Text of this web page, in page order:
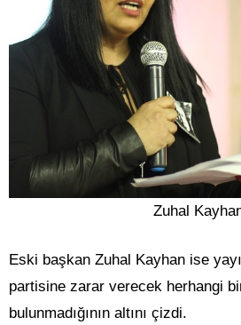
Zuhal
Eski başkan Zuhal Kayhan ise
partisine zarar verecek herhangi
bulunmadığının altını çizdi.